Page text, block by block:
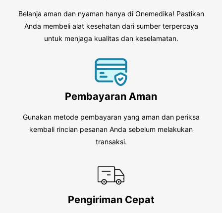
Belanja aman dan nyaman hanya di Onemedika! Pastikan
Anda membeli alat kesehatan dari sumber terpercaya
untuk menjaga kualitas dan keselamatan.
Pembayaran Aman
Gunakan metode pembayaran yang aman dan periksa
kembali rincian pesanan Anda sebelum melakukan
transaksi.
Pengiriman Cepat